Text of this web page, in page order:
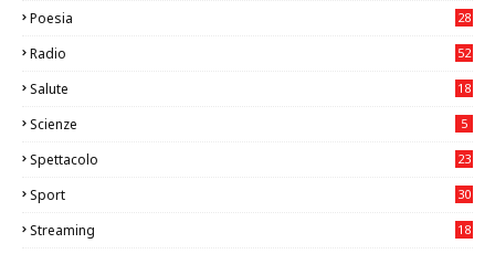
Poesia 28
Radio 52
Salute
18
Scienze 5
Spettacolo 23
Sport
30
Streaming 18